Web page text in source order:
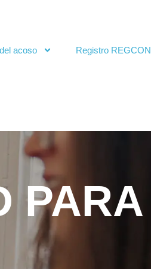
acoso Registro REGCON
PARA